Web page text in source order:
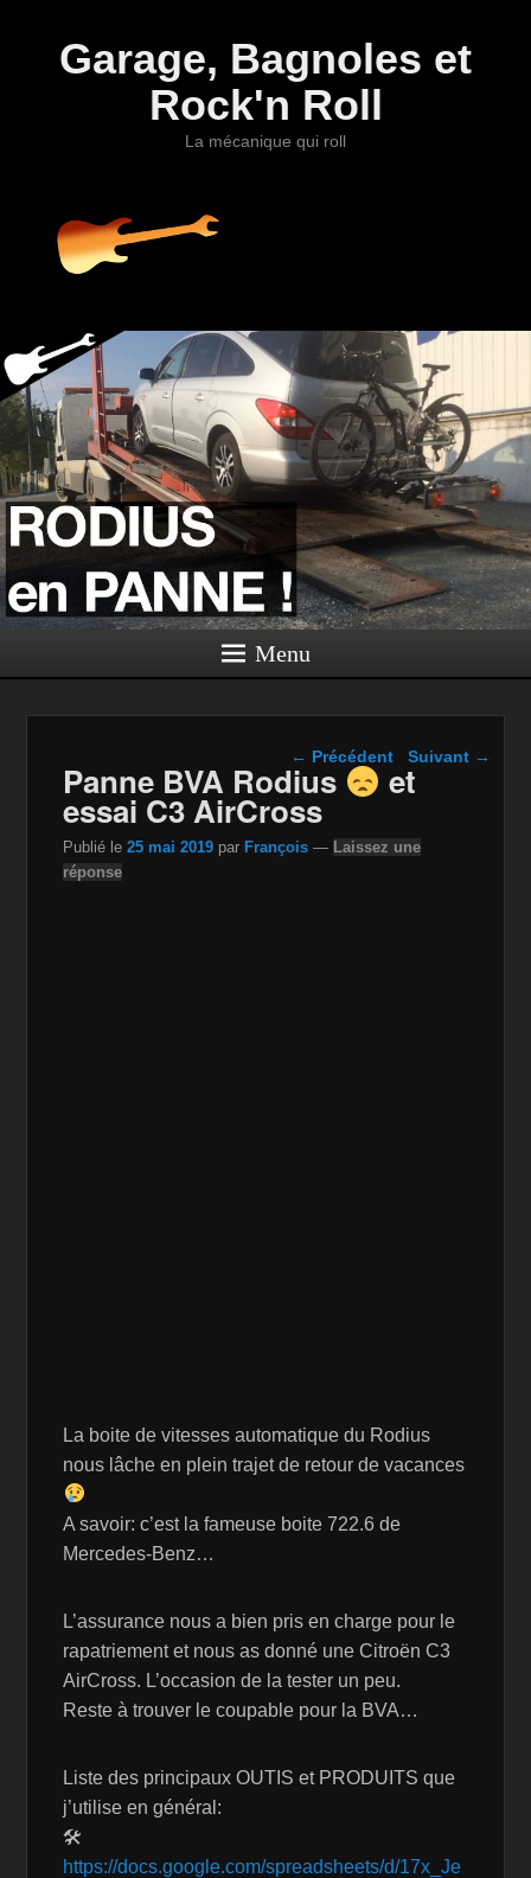
Garage, Bagnoles et
Rock'n Roll
La mécanique qui roll
Menu
Navigation dans les
← Précédent Suivant →
Panne BVA Rodius et
essai C3 AirCross
Publié le25 mai 2019 par François — Laissez une
réponse
La boite de vitesses automatique du Rodius
nous lâche en plein trajet de retour de vacances
A savoir: c’est la fameuse boite 722.6 de
Mercedes-Benz…
L’assurance nous a bien pris en charge pour le
rapatriement et nous as donné une Citroën C3
AirCross. L’occasion de la tester un peu.
Reste à trouver le coupable pour la BVA…
Liste des principaux OUTIS et PRODUITS que
j’utilise en général:
🛠
https://docs.google.com/spreadsheets/d/17x_Je